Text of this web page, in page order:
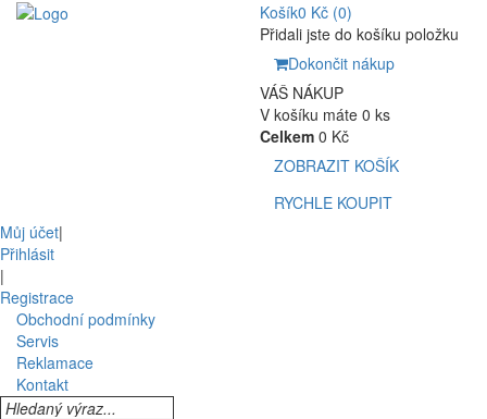
Košík0 Kč (0)
Přidali jste do košíku položku
Dokončit nákup
VÁŠ NÁKUP
V košíku máte 0 ks
Celkem 0 Kč
ZOBRAZIT KOŠÍK
RYCHLE KOUPIT
Můj účet|
Přihlásit
|
Registrace
Obchodní podmínky
Servis
Reklamace
Kontakt